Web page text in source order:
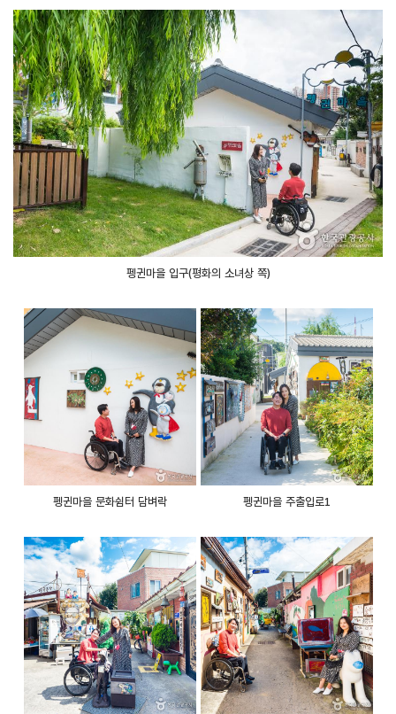
펭귄마을 입구(평화의 소녀상 쪽)
펭귄마을 문화쉼터 담벼락 펭귄마을 주출입로1